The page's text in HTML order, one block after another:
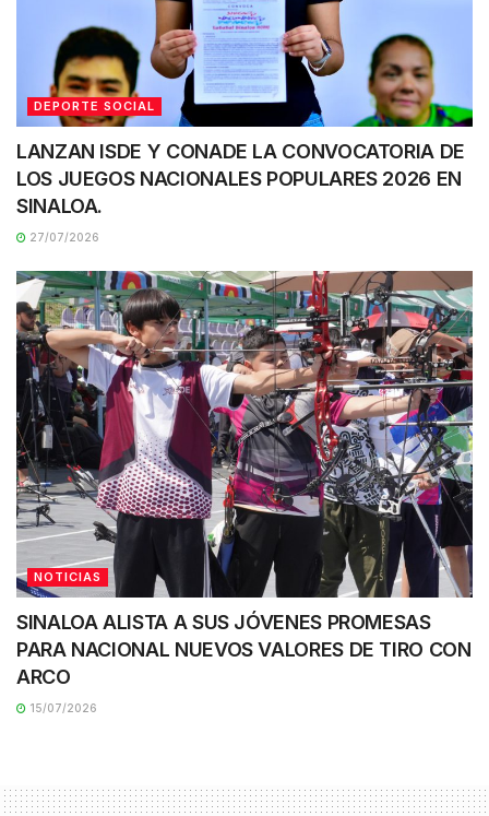
DEPORTE SOCIAL
LANZAN ISDE Y CONADE LA CONVOCATORIA DE
LOS JUEGOS NACIONALES POPULARES 2026 EN
SINALOA.
27/07/2026
NOTICIAS
SINALOA ALISTA A SUS JÓVENES PROMESAS
PARA NACIONAL NUEVOS VALORES DE TIRO CON
ARCO
15/07/2026